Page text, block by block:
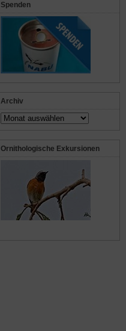
Spenden
Archiv
Archiv
Ornithologische Exkursionen